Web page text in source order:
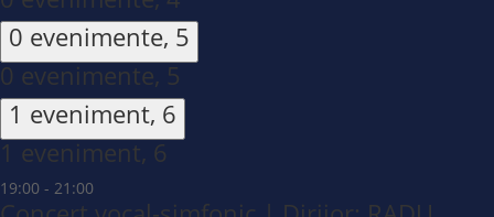
0 evenimente, 5
0 evenimente, 5
1 eveniment, 6
1 eveniment, 6
19:00 - 21:00